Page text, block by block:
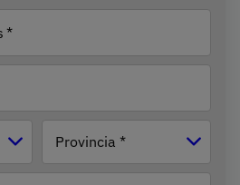
te
Provincia *